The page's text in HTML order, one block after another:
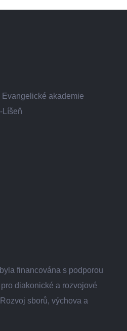
akademie
Líšeň
financována s podporou
diakonické a rozvojové
sborů, výchova a